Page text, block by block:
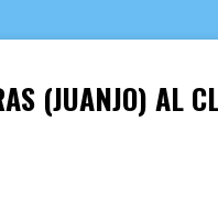
(JUANJO) AL